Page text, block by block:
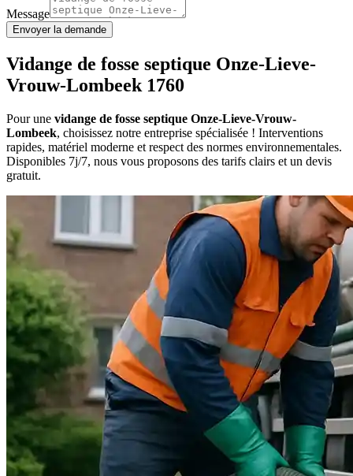
Message
Envoyer la demande
Vidange de fosse septique Onze-Lieve-
Vrouw-Lombeek 1760
Pour une vidange de fosse septique Onze-Lieve-Vrouw-
Lombeek, choisissez notre entreprise spécialisée ! Interventions
rapides, matériel moderne et respect des normes environnementales.
Disponibles 7j/7, nous vous proposons des tarifs clairs et un devis
gratuit.